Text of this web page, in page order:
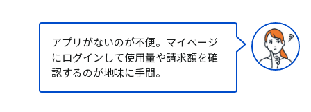
アプリがないのが不便。マイページ
にログインして使用量や請求額を確
認するのが地味に手間。